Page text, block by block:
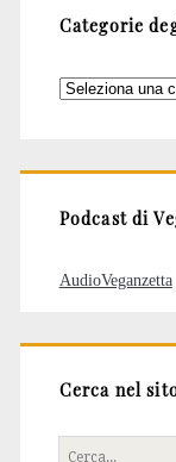
Categorie
Categorie
Podcast di
AudioVeganzetta
Cerca nel
Cerca